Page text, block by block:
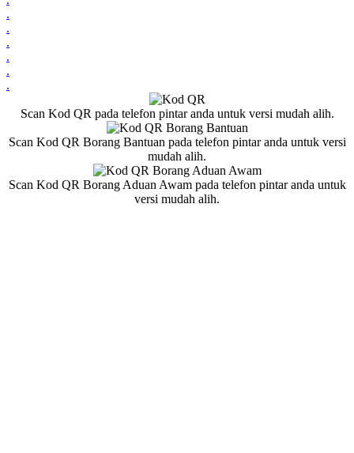
.
.
.
.
.
.
Scan Kod QR pada telefon pintar anda untuk versi mudah alih.
Scan Kod QR Borang Bantuan pada telefon pintar anda untuk versi
mudah alih.
Scan Kod QR Borang Aduan Awam pada telefon pintar anda untuk
versi mudah alih.